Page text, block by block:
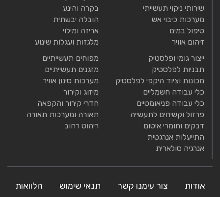
שירותי ניקוי תעשייתי
מערכות כיבוי אש
טיפול במים
זיהום אוויר
בקרה והינע
הובלה יבשתית
אריזה ומילוי
מלגזות ועגלות שינוע
ייצור גומי ופלסטיק
תבניות לפלסטיק
מכונות וציוד היקפי לפלסטיק
כלי עבודה חשמליים
כלי עבודה פניאומטיים
פרזול וקשיחים לתעשייה
דבקים וחומרי איטום
התייעלות אנרגטית
אנרגיה סולארית
מפוחים תעשייתיים
מזגנים תעשייתיים
מערכות סינון אוויר
מיזוג וקירור
חדרי קירור והקפאה
תאורה ומערכות תאורה
ריהוט רחוב
אודות צור עימנו קשר תנאי שימוש הלוואות